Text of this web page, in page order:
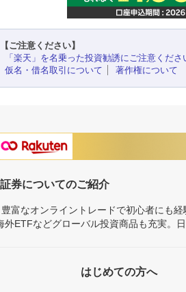
【ご注意ください】
「楽天」を名乗った投資勧誘にご注意くださ
仮名・借名取引について
著作権について
券についてのご紹介
富なオンライントレードで初心者にも
外ETFなどグローバル投資商品も充実。
はじめての方へ